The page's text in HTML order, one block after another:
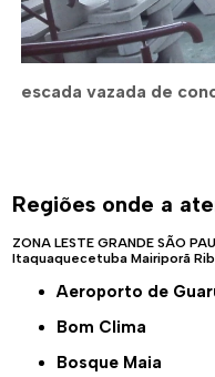
escada vazada de
Regiões onde a
ZONA LESTE GRANDE SÃO
Itaquaquecetuba Mairiporã
Aeroporto de
Bom Clima
Bosque Maia